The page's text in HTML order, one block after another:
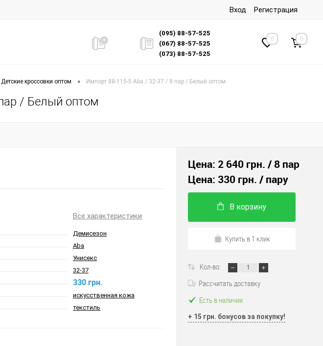
Вход Регистрация
(095) 88-57-525
(067) 88-57-525
(073) 88-57-525
0 0
Детские кроссовки оптом • Импорт 88-115-5 Aba / 32-37 / 8 пар / Белый оптом
/ Белый оптом
Все характеристики
Демисезон
Aba
Унисекс
32-37
330 грн.
искусственная кожа
текстиль
Цена: 2 640 грн. / 8 пар
Цена: 330 грн. / пару
В корзину
Купить в 1 клик
Кол-во:
Рассчитать доставку
Есть в наличии
+ 15 грн. бонусов за покупку!